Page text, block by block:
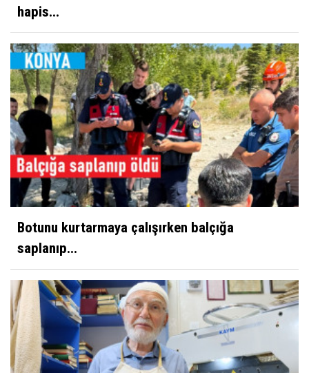
hapis...
Botunu kurtarmaya çalışırken balçığa
saplanıp...